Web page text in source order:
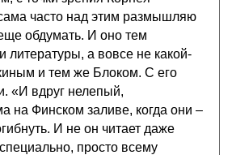
часто над этим размышляю
обдумать. И оно тем
литературы, а вовсе не какой-
и тем же Блоком. С его
«И вдруг нелепый,
на Финском заливе, когда они –
И не он читает даже
просто всему